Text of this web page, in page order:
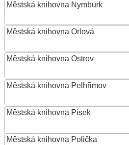
Městská knihovna Nymburk
Městská knihovna Orlová
Městská knihovna Ostrov
Městská knihovna Pelhřimov
Městská knihovna Písek
Městská knihovna Polička